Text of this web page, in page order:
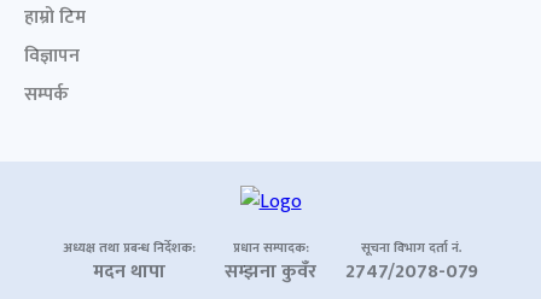
हाम्रो टिम
विज्ञापन
सम्पर्क
अध्यक्ष तथा प्रबन्ध निर्देशक:
मदन थापा
प्रधान सम्पादक:
सम्झना कुवँर
सूचना विभाग दर्ता नं.
2747/2078-079